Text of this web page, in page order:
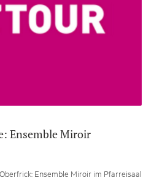
Ensemble Miroir
Ensemble Miroir im Pfarreisaal